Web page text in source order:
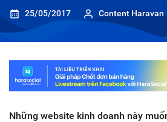
25/05/2017 Content Haravan
Những website kinh doanh này